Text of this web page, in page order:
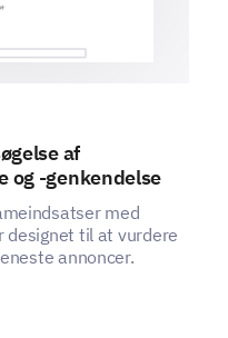
af
og -genkendelse
med
designet til at vurdere
annoncer.